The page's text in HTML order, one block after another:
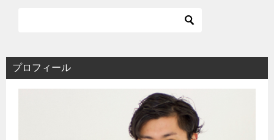
プロフィール